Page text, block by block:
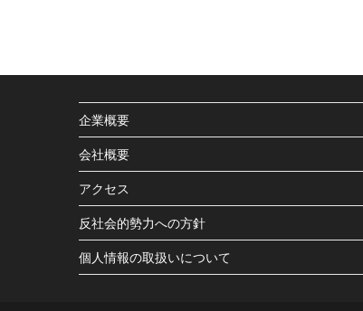
企業概要
会社概要
アクセス
反社会的勢力への方針
個人情報の取扱いについて